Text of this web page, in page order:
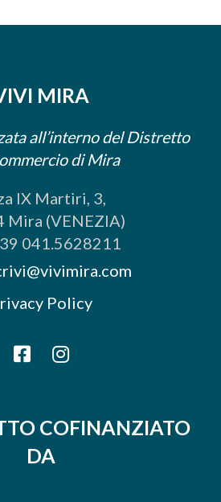
MIRA
all’interno del Distretto
di Mira
IX Martiri, 3,
Mira (VENEZIA)
041.5628211
Policy
COFINANZIATO
DA